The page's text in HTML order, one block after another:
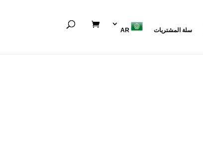
سلة المشتريات AR